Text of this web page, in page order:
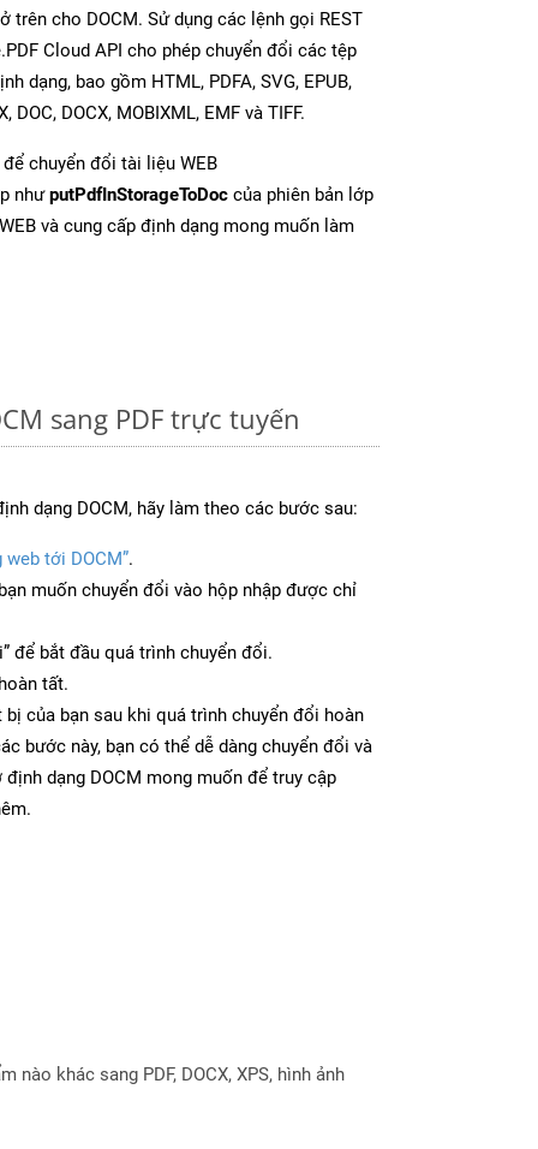
cho DOCM. Sử dụng các lệnh gọi REST
Cloud API cho phép chuyển đổi các tệp
dạng, bao gồm HTML, PDFA, SVG, EPUB,
DOC, DOCX, MOBIXML, EMF và TIFF.
để chuyển đổi tài liệu WEB
nhưputPdfInStorageToDoc của phiên bản lớp
và cung cấp định dạng mong muốn làm
sang PDF trực tuyến
dạng DOCM, hãy làm theo các bước sau:
web tới DOCM”.
muốn chuyển đổi vào hộp nhập được chỉ
để bắt đầu quá trình chuyển đổi.
tất.
bị của bạn sau khi quá trình chuyển đổi hoàn
bước này, bạn có thể dễ dàng chuyển đổi và
dạng DOCM mong muốn để truy cập
khác sang PDF, DOCX, XPS, hình ảnh